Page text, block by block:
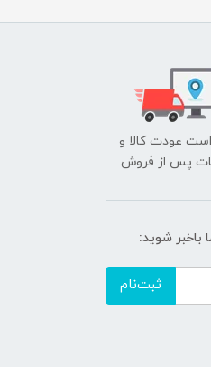
عودت کالا و
پس از فروش
باخبر شوید:
ثبت‌نام